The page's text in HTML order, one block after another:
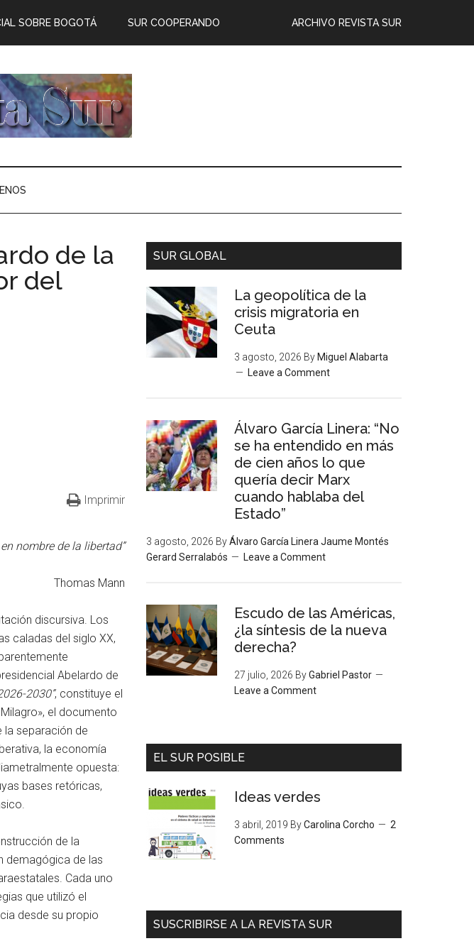
ARCHIVO REVISTA SUR
SOBRE BOGOTÁ SUR COOPERANDO
de la
del
Imprimir
nombre de la libertad”
Thomas Mann
discursiva. Los
caladas del siglo XX,
Abelardo de
2030”, constituye el
el documento
la separación de
la economía
opuesta:
bases retóricas,
de la
demagógica de las
Cada uno
que utilizó el
desde su propio
SUR GLOBAL
La geopolítica de la
crisis migratoria en
Ceuta
3 agosto, 2026 By Miguel Alabarta
Leave a Comment
Álvaro García Linera: “No
se ha entendido en más
de cien años lo que
quería decir Marx
cuando hablaba del
Estado”
3 agosto, 2026 ByÁlvaro García Linera Jaume Montés
Gerard Serralabós
Leave a Comment
Escudo de las Américas,
¿la síntesis de la nueva
derecha?
27 julio, 2026 ByGabriel Pastor
Leave a Comment
EL SUR POSIBLE
Ideas verdes
3 abril, 2019 ByCarolina Corcho
2
Comments
SUSCRIBIRSE A LA REVISTA SUR